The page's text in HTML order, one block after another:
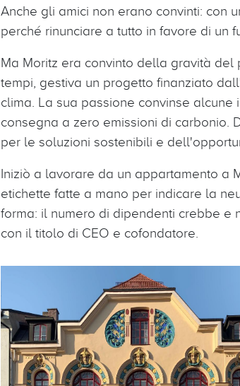
Anche gli amici non erano convinti: con
perché rinunciare a tutto in favore di un
Ma Moritz era convinto della gravità
tempi, gestiva un progetto finanziato
clima. La sua passione convinse
consegna a zero emissioni di carbonio.
per le soluzioni sostenibili e
Iniziò a lavorare da un appartamento a
etichette fatte a mano per indicare la
forma: il numero di dipendenti crebbe e
con il titolo di CEO e cofondatore.